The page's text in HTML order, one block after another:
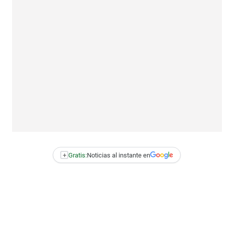
+ Gratis:Noticias al instante en